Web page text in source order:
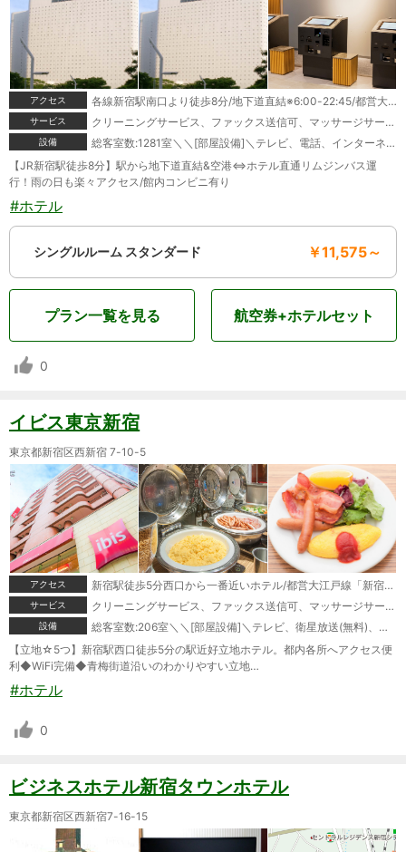
アクセス 各線新宿駅南口より徒歩8分/地下道直結※6:00-22:45/都営大江戸線都庁前駅A4出口より徒歩5分
サービス クリーニングサービス、ファックス送信可、マッサージサービス、宅配便、駐車場あり
設備
総客室数:1281室＼＼[部屋設備]＼テレビ、電話、インターネット接続(無線LAN形式)、湯沸かしポット、お茶セット、冷蔵庫、ドライヤー、ズボンプレッサー(貸出)、ズボンプレッサー(一部)、電気スタンド、アイロン(貸出)、アイロン(一部)、加湿器(貸出)、洗浄機付トイレ、ボディーソープ、シャンプー、リンス、ハミガキセット、カミソリ、シャワーキャップ、ブラシ、タオル、バスタオル、ナイトウェア、スリッパ＼＼[館内設備]＼レストラン、喫茶、禁煙ルーム、コンビニエンスストア、コインランドリー(有料)
【JR新宿駅徒歩8分】駅から地下道直結&空港⇔ホテル直通リムジンバス運
行！雨の日も楽々アクセス/館内コンビニ有り
#ホテル
シングルルーム スタンダード ￥11,575～
プラン一覧を見る 航空券+ホテルセット
0
イビス東京新宿
東京都新宿区西新宿 7-10-5
アクセス 新宿駅徒歩5分西口から一番近いホテル/都営大江戸線「新宿西口駅」徒歩2分/西武新宿駅徒歩3分/明治神宮まで電車で10分
サービス クリーニングサービス、ファックス送信可、マッサージサービス、モーニングコール、宅配便、駐車場あり
設備
総客室数:206室＼＼[部屋設備]＼テレビ、衛星放送(無料)、電話、インターネット接続(LAN形式)、インターネット接続(無線LAN形式)、湯沸かしポット、お茶セット、冷蔵庫、ドライヤー、ズボンプレッサー(貸出)、電気スタンド(貸出)、アイロン(貸出)、加湿器(貸出)、洗浄機付トイレ、ボディーソープ、シャンプー、リンス、洗顔ソープ、ハミガキセット、カミソリ、シャワーキャップ、ブラシ、タオル、バスタオル、ナイトウェア、スリッパ＼＼[館内設備]＼レストラン、禁煙ルーム、自動販売機、コインランドリー(有料)、美容院
【立地☆5つ】新宿駅西口徒歩5分の駅近好立地ホテル。都内各所へアクセス便
利◆WiFi完備◆青梅街道沿いのわかりやすい立地…
#ホテル
0
ビジネスホテル新宿タウンホテル
東京都新宿区西新宿7-16-15